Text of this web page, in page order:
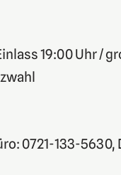
19:00 Uhr /
0721-133-5630,